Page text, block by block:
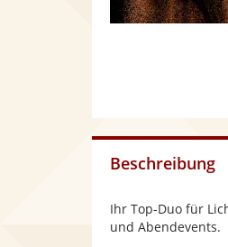
Beschreibung
Ihr Top-Duo für
und Abendevents.